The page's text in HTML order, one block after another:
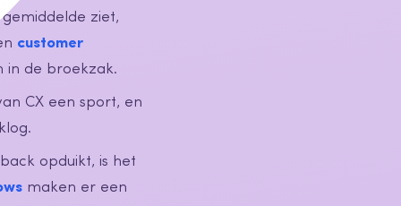
ziet,
customer
in de broekzak.
CX een sport, en
opduikt, is het
maken er een